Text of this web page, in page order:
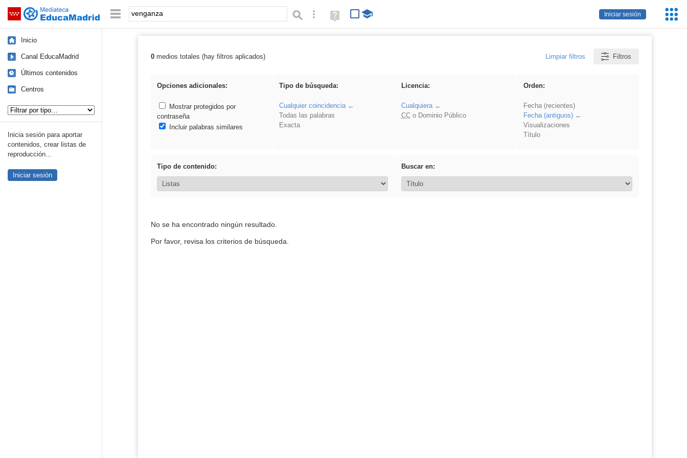
Saltar navegación
Iniciar sesión
Palabra o frase: Búsqueda avanzada
Ayuda
(en
Inicio
Canal EducaMadrid
Últimos contenidos
Centros
Inicia sesión para aportar
contenidos, crear listas de
reproducción...
Iniciar sesión
Resultados de: venganza
0medios totales (hay filtros aplicados) Limpiar filtros Filtros
Opciones adicionales:
Mostrar protegidos por
contraseña
Incluir palabras similares
Tipo de búsqueda:
Cualquier coincidencia
Todas las palabras
Exacta
Licencia:
Cualquiera
CCo Dominio Público
Orden:
Fecha (recientes)
Fecha (antiguos)
Visualizaciones
Título
Tipo de contenido: Buscar en:
No se ha encontrado ningún resultado.
Por favor, revisa los criterios de búsqueda.